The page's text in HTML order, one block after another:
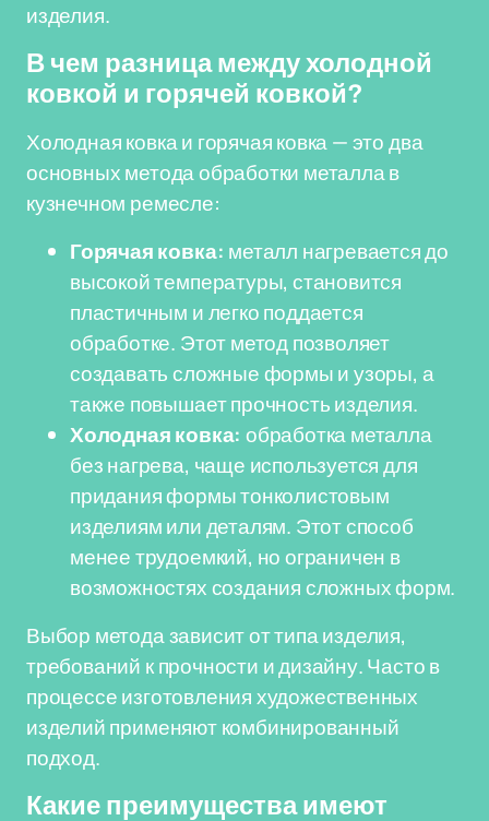
изделия.
В чем разница между холодной
ковкой и горячей ковкой?
Холодная ковка и горячая ковка — это два
основных метода обработки металла в
кузнечном ремесле:
Горячая ковка: металл нагревается до
высокой температуры, становится
пластичным и легко поддается
обработке. Этот метод позволяет
создавать сложные формы и узоры, а
также повышает прочность изделия.
Холодная ковка: обработка металла
без нагрева, чаще используется для
придания формы тонколистовым
изделиям или деталям. Этот способ
менее трудоемкий, но ограничен в
возможностях создания сложных форм.
Выбор метода зависит от типа изделия,
требований к прочности и дизайну. Часто в
процессе изготовления художественных
изделий применяют комбинированный
подход.
Какие преимущества имеют